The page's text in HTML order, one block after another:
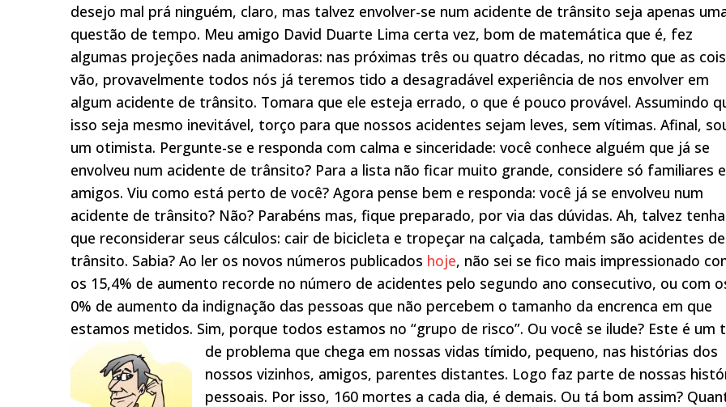
desejo mal prá ninguém, claro, mas talvez envolver-se num acidente de trânsito seja apenas
questão de tempo. Meu amigo David Duarte Lima certa vez, bom de matemática que é, fez
algumas projeções nada animadoras: nas próximas três ou quatro décadas, no ritmo que as
vão, provavelmente todos nós já teremos tido a desagradável experiência de nos envolver em
algum acidente de trânsito. Tomara que ele esteja errado, o que é pouco provável. Assumindo
isso seja mesmo inevitável, torço para que nossos acidentes sejam leves, sem vítimas. Afinal,
um otimista. Pergunte-se e responda com calma e sinceridade: você conhece alguém que já se
envolveu num acidente de trânsito? Para a lista não ficar muito grande, considere só familiares e
amigos. Viu como está perto de você? Agora pense bem e responda: você já se envolveu num
acidente de trânsito? Não? Parabéns mas, fique preparado, por via das dúvidas. Ah, talvez tenha
que reconsiderar seus cálculos: cair de bicicleta e tropeçar na calçada, também são acidentes de
trânsito. Sabia? Ao ler os novos números publicados hoje, não sei se fico mais impressionado
os 15,4% de aumento recorde no número de acidentes pelo segundo ano consecutivo, ou com
0% de aumento da indignação das pessoas que não percebem o tamanho da encrenca em que
estamos metidos. Sim, porque todos estamos no “grupo de risco”. Ou você se ilude? Este é um
de problema que chega em nossas vidas tímido, pequeno, nas histórias dos
nossos vizinhos, amigos, parentes distantes. Logo faz parte de nossas
pessoais. Por isso, 160 mortes a cada dia, é demais. Ou tá bom assim?